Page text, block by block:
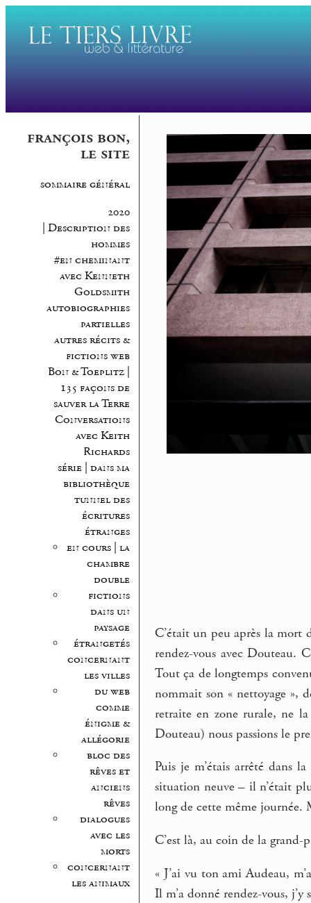
françois bon,
le site
sommaire général
2020
| Description des
hommes
#en cheminant
avec Kenneth
Goldsmith
autobiographies
partielles
autres récits &
fictions web
Bon & Toeplitz |
135 façons de
sauver la Terre
Conversations
avec Keith
Richards
série | dans ma
bibliothèque
tunnel des
écritures
étranges
en cours | la
chambre
double
fictions
dans un
paysage
étrangetés
concernant
les villes
du web
comme
énigme &
allégorie
bloc des
rêves et
anciens
rêves
dialogues
avec les
morts
concernant
les animaux
C’était un peu après la mort
rendez-vous avec Douteau.
Tout ça de longtemps
nommait son « nettoyage »,
retraite en zone rurale, ne
Douteau) nous passions le
Puis je m’étais arrêté dans
situation neuve – il n’était
long de cette même journée.
C’est là, au coin de la grand-
« J’ai vu ton ami Audeau,
Il m’a donné rendez-vous, j’y